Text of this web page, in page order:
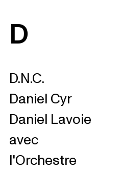
D
D.N.C.
Daniel Cyr
Daniel Lavoie
avec
l'Orchestre